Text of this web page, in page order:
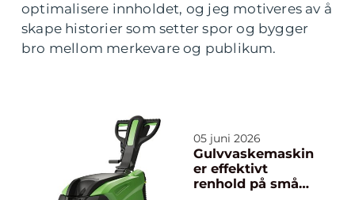
optimalisere innholdet, og jeg motiveres av å
skape historier som setter spor og bygger
bro mellom merkevare og publikum.
05 juni 2026
Gulvvaskemaskin
er effektivt
renhold på små